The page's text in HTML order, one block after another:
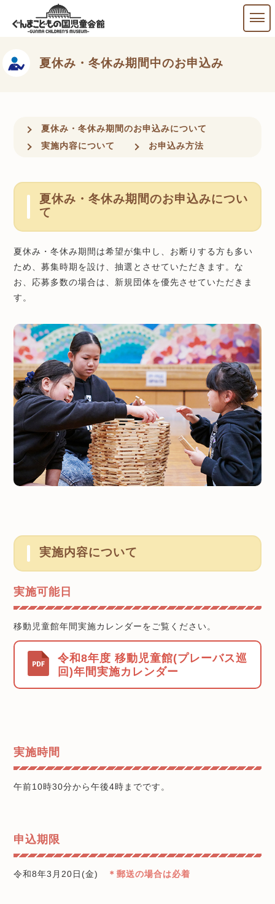
夏休み・冬休み期間中のお申込み
夏休み・冬休み期間のお申込みについて
実施内容について
お申込み方法
夏休み・冬休み期間のお申込みについ
て
夏休み・冬休み期間は希望が集中し、お断りする方も多い
ため、募集時期を設け、抽選とさせていただきます。な
お、応募多数の場合は、新規団体を優先させていただきま
す。
実施内容について
実施可能日
移動児童館年間実施カレンダーをご覧ください。
令和8年度 移動児童館(プレーバス巡
回)年間実施カレンダー
実施時間
午前10時30分から午後4時までです。
申込期限
令和8年3月20日(金) ＊郵送の場合は必着